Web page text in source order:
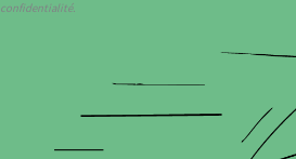
confidentialité.